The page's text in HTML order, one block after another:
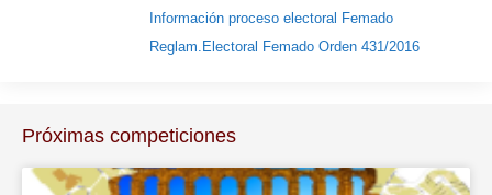
Información proceso electoral Femado
Reglam.Electoral Femado Orden 431/2016
Próximas competiciones